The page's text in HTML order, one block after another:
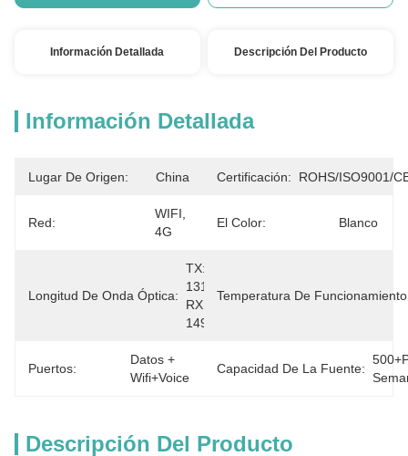
Información Detallada Descripción Del Producto
Información Detallada
Lugar De Origen: China Certificación: ROHS/ISO9001/
Red:
WIFI,
4G
El Color: Blanco
Longitud De Onda Óptica:
TX:
1310nm,
RX:
1490nm
Temperatura De
Puertos:
Datos +
Wifi+Voice
Capacidad De La Fuente:
Descripción Del Producto